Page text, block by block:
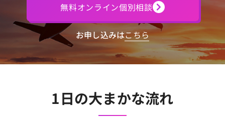
無料オンライン個別相談
お申し込みはこちら
1日の大まかな流れ